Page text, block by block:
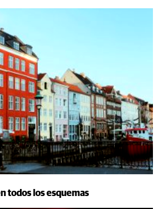
todos los esquemas